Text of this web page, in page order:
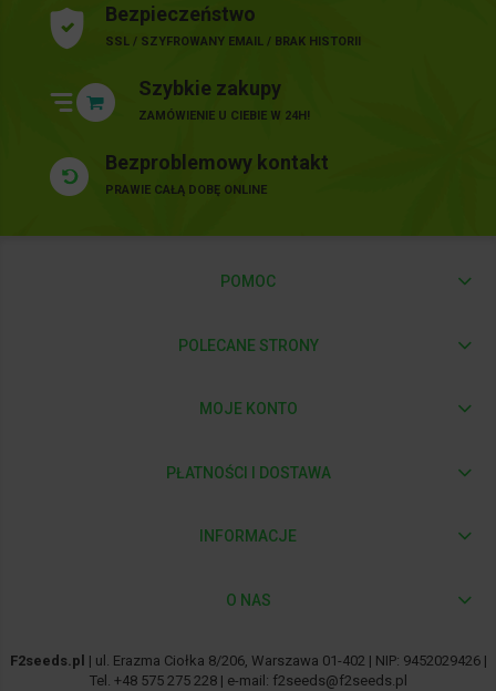
Bezpieczeństwo
SSL / SZYFROWANY EMAIL / BRAK HISTORII
Szybkie zakupy
ZAMÓWIENIE U CIEBIE W 24H!
Bezproblemowy kontakt
PRAWIE CAŁĄ DOBĘ ONLINE
POMOC
POLECANE STRONY
MOJE KONTO
PŁATNOŚCI I DOSTAWA
INFORMACJE
O NAS
F2seeds.pl | ul. Erazma Ciołka 8/206, Warszawa 01-402 | NIP: 9452029426 |
Tel. +48 575 275 228| e-mail: f2seeds@f2seeds.pl